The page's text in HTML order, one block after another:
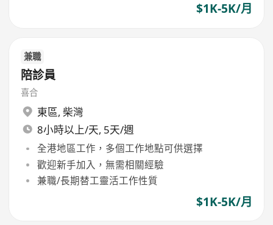
$1K-5K/月
兼職
陪診員
喜合
東區, 柴灣
8小時以上/天, 5天/週
全港地區工作，多個工作地點可供選擇
歡迎新手加入，無需相關經驗
兼職/長期替工靈活工作性質
$1K-5K/月